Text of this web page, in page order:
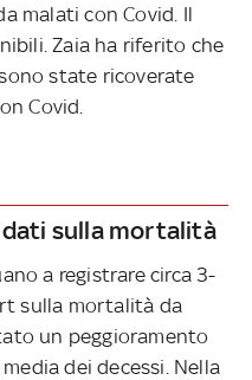
malati con Covid. Il
Zaia ha riferito che
state ricoverate
Covid.
dati sulla mortalità
a registrare circa 3-
sulla mortalità da
un peggioramento
dei decessi. Nella